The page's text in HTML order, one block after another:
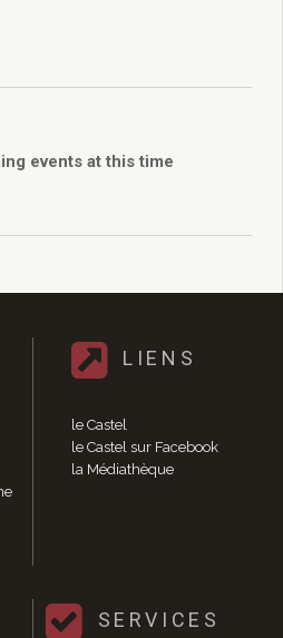
events at this time
LIENS
le Castel
le Castel sur Facebook
la Médiathèque
SERVICES